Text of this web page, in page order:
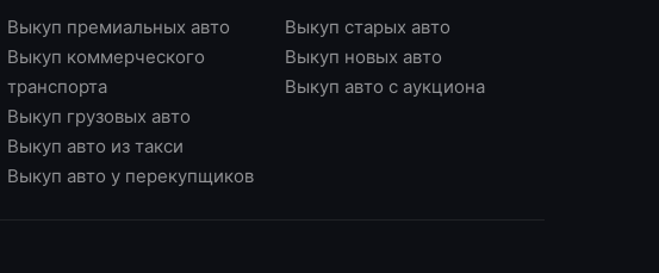
Выкуп премиальных авто
Выкуп коммерческого
транспорта
Выкуп грузовых авто
Выкуп авто из такси
Выкуп авто у перекупщиков
Выкуп старых авто
Выкуп новых авто
Выкуп авто с аукциона